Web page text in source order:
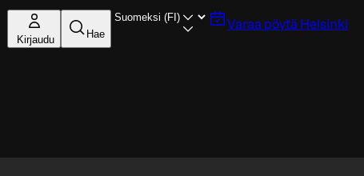
Kirjaudu Hae
Varaa pöytä Helsinki